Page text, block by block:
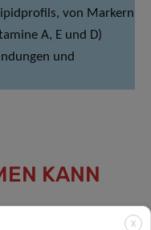
von Markern
A, E und D)
und
KANN
X